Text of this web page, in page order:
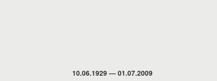
10.06.1929 — 01.07.2009